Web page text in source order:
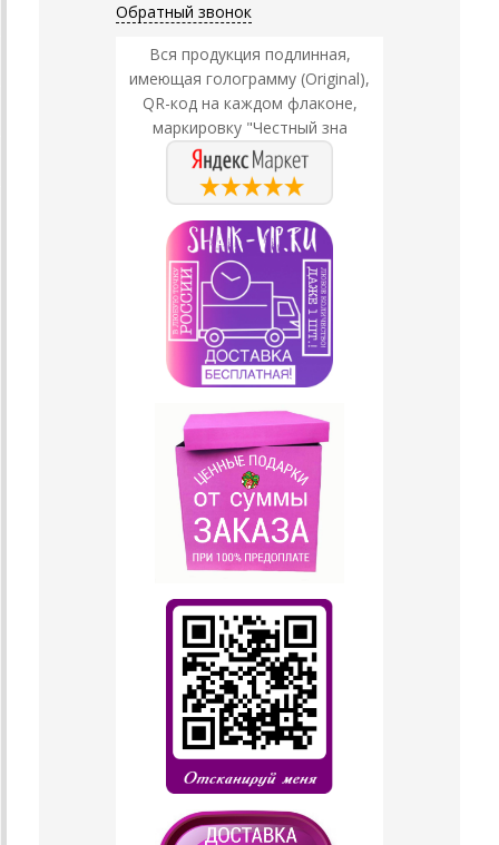
Обратный звонок
Вся продукция подлинная,
имеющая голограмму (Original),
QR-код на каждом флаконе,
маркировку "Честный зна